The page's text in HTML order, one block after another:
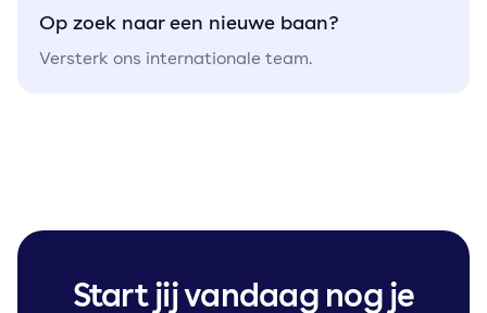
Op zoek naar een nieuwe baan?
Versterk ons internationale team.
Start jij vandaag nog je